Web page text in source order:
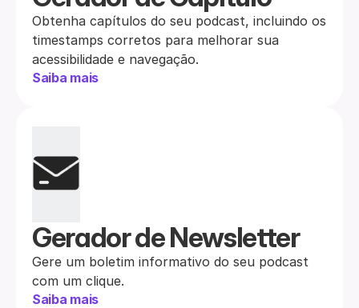
Obtenha capítulos do seu podcast, incluindo os
timestamps corretos para melhorar sua
acessibilidade e navegação.
Saiba mais
Gerador de Postagens
para Mídias Sociais
Gere automaticamente publicações em redes
Gerador de Newsletter
Gere um boletim informativo do seu podcast
com um clique.
Saiba mais